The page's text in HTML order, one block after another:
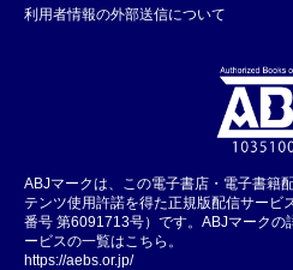
利用者情報の外部送信について
ABJマークは、この電子書店・電子書籍
テンツ使用許諾を得た正規版配信サービ
番号 第6091713号）です。ABJマークの
ービスの一覧はこちら。
https://aebs.or.jp/